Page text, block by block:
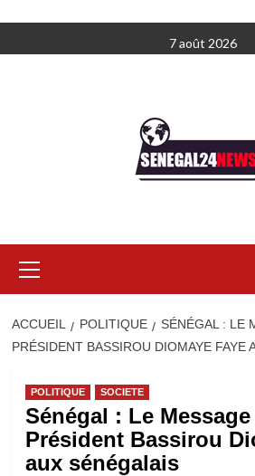
au
7 août 2026
principal
ACCUEIL POLITIQUE
SÉNÉGAL : LE
PRÉSIDENT BASSIROU DIOMAYE FAYE
POLITIQUE SOCIETE
Sénégal : Le
Président Bassirou
aux sénégalais